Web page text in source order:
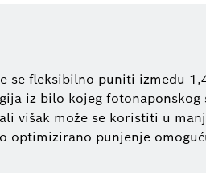
se fleksibilno puniti između
iz bilo kojeg
višak može se koristiti u
punjenje